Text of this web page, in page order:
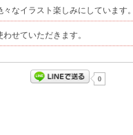
なイラスト楽しみにしています。
せていただきます。
0